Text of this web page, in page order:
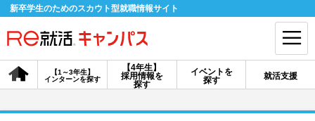
新卒学生のためのスカウト型就職情報サイト
【4年生】
採用情報を
探す
【1～3年生】
インターンを探す
イベントを
探す
就活支援
会員登録 ログイン